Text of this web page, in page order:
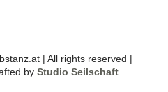
| All rights reserved |
by Studio Seilschaft